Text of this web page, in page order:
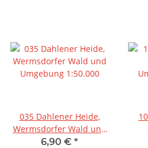
035 Dahlener Heide,
Wermsdorfer Wald und
Umgebung 1:50.000
6,90 € *